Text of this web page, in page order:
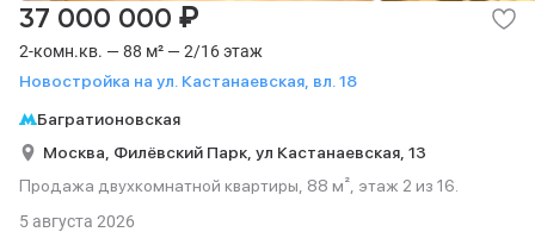
2-комн.кв. — 88 м² — 2/16 этаж
Новостройка на ул. Кастанаевская, вл. 18
37 000 000 ₽
Багратионовская
Москва, Филёвский Парк, ул Кастанаевская, 13
Продажа двухкомнатной квартиры, 88 м², этаж 2 из 16.
5 августа 2026